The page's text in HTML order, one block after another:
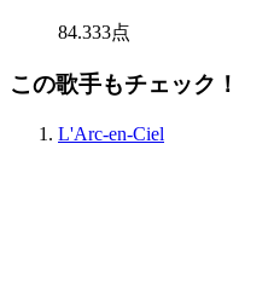
84.333点
この歌手もチェック！
L'Arc-en-Ciel